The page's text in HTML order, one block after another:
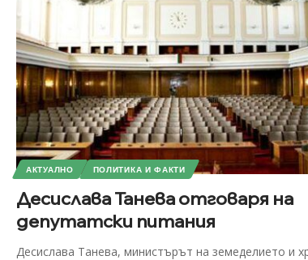
АКТУАЛНО ПОЛИТИКА И ФАКТИ
Десислава Танева отговаря на
депутатски питания
Десислава Танева, министърът на земеделието и